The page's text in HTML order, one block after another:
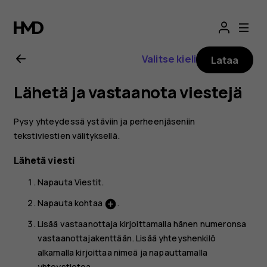
Nokia
2.1
käyttöopas
Valitse kieli Lataa
Lähetä ja vastaanota viestejä
Pysy yhteydessä ystäviin ja perheenjäseniin
tekstiviestien välityksellä.
Lähetä viesti
NapautaViestit.
Napauta kohtaa add_circle.
Lisää vastaanottaja kirjoittamalla hänen numeronsa
vastaanottajakenttään. Lisää yhteyshenkilö
alkamalla kirjoittaa nimeä ja napauttamalla